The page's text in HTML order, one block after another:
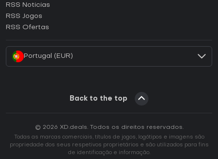
Como ativar uma CD Key Ubisoft Connect?
Como ativar uma CD Key EA App?
RSS Noticias
RSS Jogos
RSS Ofertas
Portugal (EUR)
Back to the top
© 2026 XD.deals. Todos os direitos reservados.
Todas as marcas comerciais, títulos de jogos, logótipos e imagens são
propriedade dos seus respetivos proprietários e são utilizados para fins
de identificação e informação.